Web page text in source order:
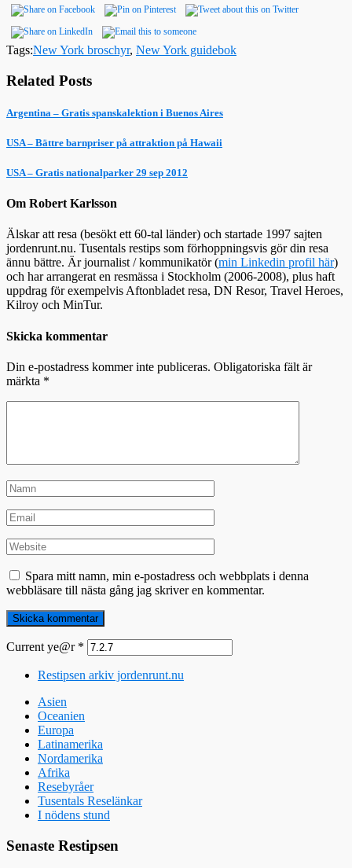
Tags:New York broschyr, New York guidebok
Related Posts
Argentina – Gratis spanskalektion i Buenos Aires
USA – Bättre barnpriser på attraktion på Hawaii
USA – Gratis nationalparker 29 sep 2012
Om Robert Karlsson
Älskar att resa (besökt ett 60-tal länder) och startade 1997 sajten
jordenrunt.nu. Tusentals restips som förhoppningsvis gör din resa
ännu bättre. Är journalist / kommunikatör (min Linkedin profil här)
och har arrangerat en resmässa i Stockholm (2006-2008), plus haft
uppdrag för exempelvis Aftonbladet resa, DN Resor, Travel Heroes,
Kilroy och MinTur.
Skicka kommentar
Din e-postadress kommer inte publiceras. Obligatoriska fält är
märkta *
Spara mitt namn, min e-postadress och webbplats i denna
webbläsare till nästa gång jag skriver en kommentar.
Current ye@r *
Restipsen arkiv jordenrunt.nu
Asien
Oceanien
Europa
Latinamerika
Nordamerika
Afrika
Resebyråer
Tusentals Reselänkar
I nödens stund
Senaste Restipsen